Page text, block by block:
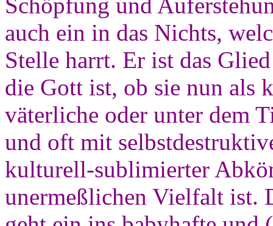
auch ein in das Nichts,
Stelle harrt. Er ist das
die Gott ist, ob sie nun als
väterliche oder unter dem
und oft mit
kulturell-sublimierter
unermeßlichen Vielfalt ist.